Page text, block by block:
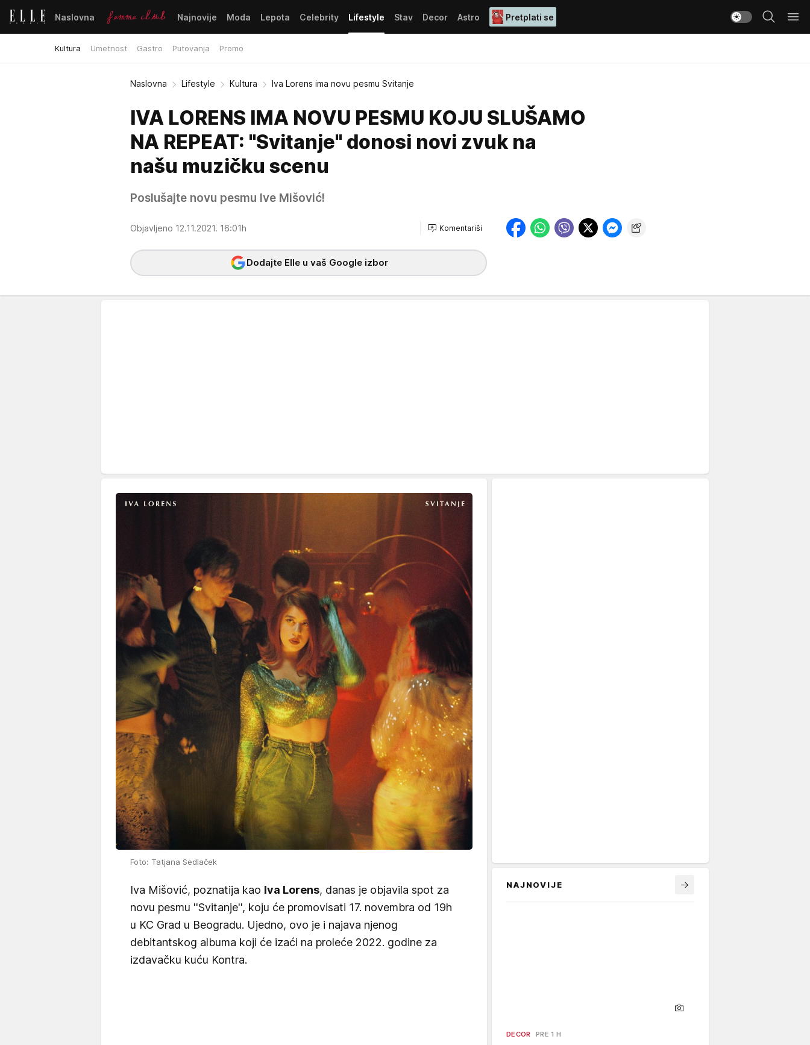
Naslovna Najnovije Moda Lepota Celebrity Lifestyle
Kultura Umetnost Gastro Putovanja Promo
Stav Decor Astro Pretplati se
Naslovna Lifestyle Kultura Iva Lorens ima novu pesmu Svitanje
IVA LORENS IMA NOVU PESMU KOJU SLUŠAMO
NA REPEAT: ''Svitanje'' donosi novi zvuk na
našu muzičku scenu
Poslušajte novu pesmu Ive Mišović!
Objavljeno 12.11.2021. 16:01h Komentariši
Dodajte Elle u vaš Google izbor
Foto: Tatjana Sedlaček
Iva Mišović, poznatija kao Iva Lorens, danas je objavila spot za
novu pesmu ''Svitanje'', koju će promovisati 17. novembra od 19h
u KC Grad u Beogradu. Ujedno, ovo je i najava njenog
debitantskog albuma koji će izaći na proleće 2022. godine za
izdavačku kuću Kontra.
NAJNOVIJE
DECOR PRE 1 H